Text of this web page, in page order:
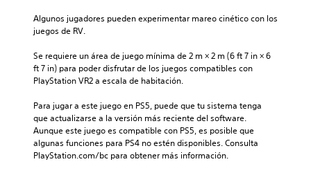
Algunos jugadores pueden experimentar mareo cinético con los
juegos de RV.
Se requiere un área de juego mínima de 2 m × 2 m (6 ft 7 in × 6
ft 7 in) para poder disfrutar de los juegos compatibles con
PlayStation VR2 a escala de habitación.
Para jugar a este juego en PS5, puede que tu sistema tenga
que actualizarse a la versión más reciente del software.
Aunque este juego es compatible con PS5, es posible que
algunas funciones para PS4 no estén disponibles. Consulta
PlayStation.com/bc para obtener más información.